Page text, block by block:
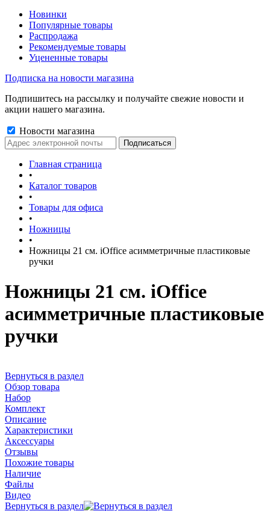
Новинки
Популярные товары
Распродажа
Рекомендуемые товары
Уцененные товары
Подписка на новости магазина
Подпишитесь на рассылку и получайте свежие новости и
акции нашего магазина.
Новости магазина
Главная страница
•
Каталог товаров
•
Товары для офиса
•
Ножницы
•
Ножницы 21 см. iOffice асимметричные пластиковые
ручки
Ножницы 21 см. iOffice
асимметричные пластиковые
ручки
Вернуться в раздел
Обзор товара
Набор
Комплект
Описание
Характеристики
Аксессуары
Отзывы
Похожие товары
Наличие
Файлы
Видео
Вернуться в раздел